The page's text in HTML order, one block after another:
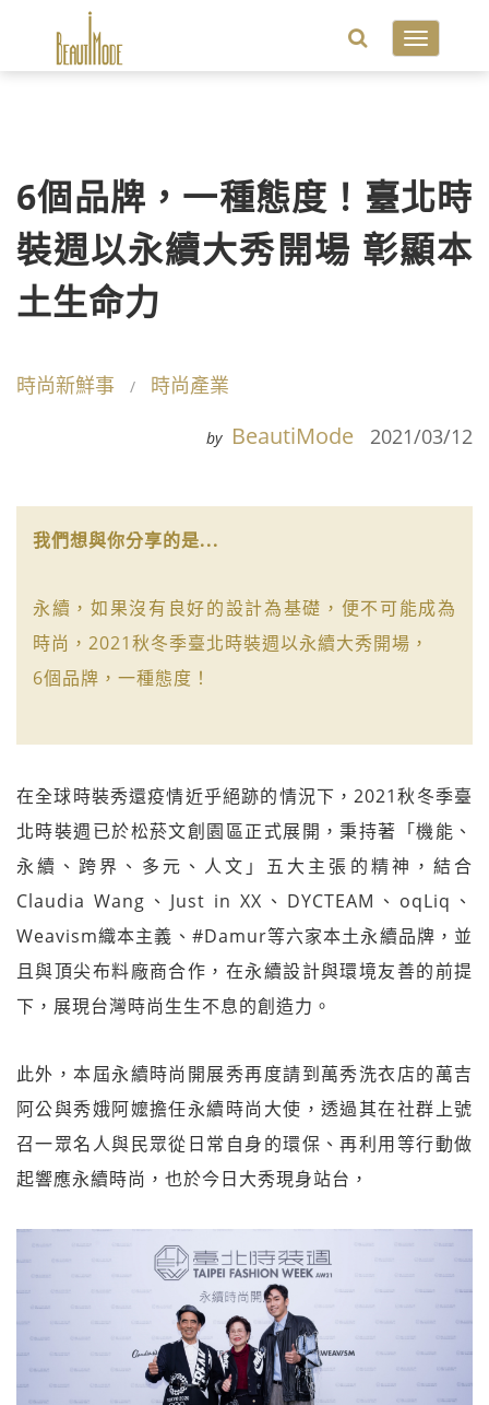
Toggle
6個品牌，一種態度！臺北時
裝週以永續大秀開場 彰顯本
土生命力
時尚新鮮事 時尚產業
by BeautiMode 2021/03/12
我們想與你分享的是...
永續，如果沒有良好的設計為基礎，便不可能成為
時尚，2021秋冬季臺北時裝週以永續大秀開場，
6個品牌，一種態度！
在全球時裝秀還疫情近乎絕跡的情況下，2021秋冬季臺
北時裝週已於松菸文創園區正式展開，秉持著「機能、
永續、跨界、多元、人文」五大主張的精神，結合
Claudia Wang、Just in XX、DYCTEAM、oqLiq、
Weavism織本主義、#Damur等六家本土永續品牌，並
且與頂尖布料廠商合作，在永續設計與環境友善的前提
下，展現台灣時尚生生不息的創造力。
此外，本屆永續時尚開展秀再度請到萬秀洗衣店的萬吉
阿公與秀娥阿嬤擔任永續時尚大使，透過其在社群上號
召一眾名人與民眾從日常自身的環保、再利用等行動做
起響應永續時尚，也於今日大秀現身站台，